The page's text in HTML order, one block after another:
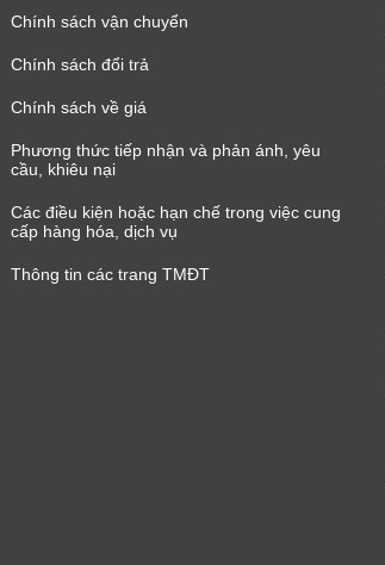
Chính sách vận chuyển
Chính sách đổi trả
Chính sách về giá
Phương thức tiếp nhận và phản ánh, yêu
cầu, khiêu nại
Các điều kiện hoặc hạn chế trong việc cung
cấp hàng hóa, dịch vụ
Thông tin các trang TMĐT